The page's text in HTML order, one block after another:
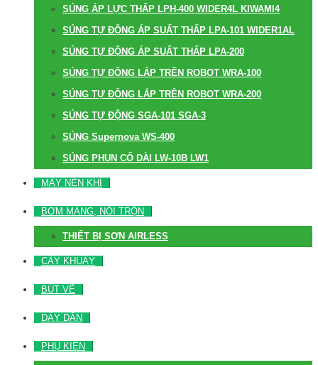
SÚNG ÁP LỰC THẤP LPH-400 WIDER4L KIWAMI4
SÚNG TỰ ĐỘNG ÁP SUẤT THẤP LPA-101 WIDER1AL
SÚNG TỰ ĐỘNG ÁP SUẤT THẤP LPA-200
SÚNG TỰ ĐỘNG LẮP TRÊN ROBOT WRA-100
SÚNG TỰ ĐỘNG LẮP TRÊN ROBOT WRA-200
SÚNG TỰ ĐỘNG SGA-101 SGA-3
SÚNG Supernova WS-400
SÚNG PHUN CỔ DÀI LW-10B LW1
MÁY NÉN KHÍ
BƠM MÀNG, NỒI TRỘN
THIẾT BỊ SƠN AIRLESS
CÂY KHUẤY
BÚT VẼ
DÂY DẪN
PHỤ KIỆN